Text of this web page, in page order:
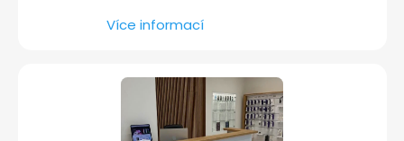
Více informací